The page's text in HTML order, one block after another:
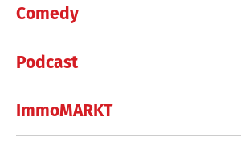
Comedy
Podcast
ImmoMARKT